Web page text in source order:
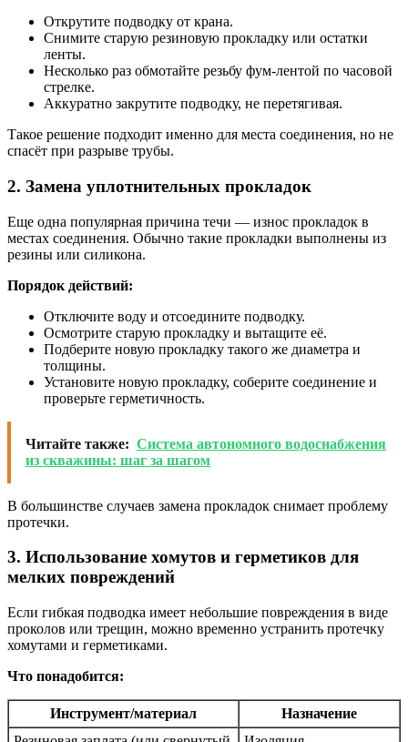
Открутите подводку от крана.
Снимите старую резиновую прокладку или остатки
ленты.
Несколько раз обмотайте резьбу фум-лентой по часовой
стрелке.
Аккуратно закрутите подводку, не перетягивая.
Такое решение подходит именно для места соединения, но не
спасёт при разрыве трубы.
2. Замена уплотнительных прокладок
Еще одна популярная причина течи — износ прокладок в
местах соединения. Обычно такие прокладки выполнены из
резины или силикона.
Порядок действий:
Отключите воду и отсоедините подводку.
Осмотрите старую прокладку и вытащите её.
Подберите новую прокладку такого же диаметра и
толщины.
Установите новую прокладку, соберите соединение и
проверьте герметичность.
Читайте также: Система автономного водоснабжения
из скважины: шаг за шагом
В большинстве случаев замена прокладок снимает проблему
протечки.
3. Использование хомутов и герметиков для
мелких повреждений
Если гибкая подводка имеет небольшие повреждения в виде
проколов или трещин, можно временно устранить протечку
хомутами и герметиками.
Что понадобится:
Инструмент/материал
Назначение